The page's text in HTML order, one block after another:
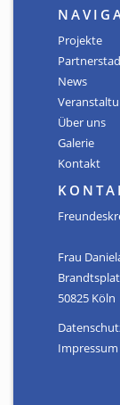
Projekte
News
Über uns
Galerie
Kontakt
Frau
50825 Köln
Impressum